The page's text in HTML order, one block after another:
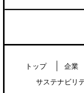
トップ 企業
サステナビリ